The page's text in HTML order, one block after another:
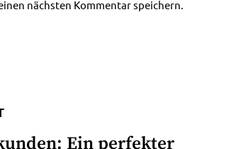
nächsten Kommentar speichern.
Ein perfekter